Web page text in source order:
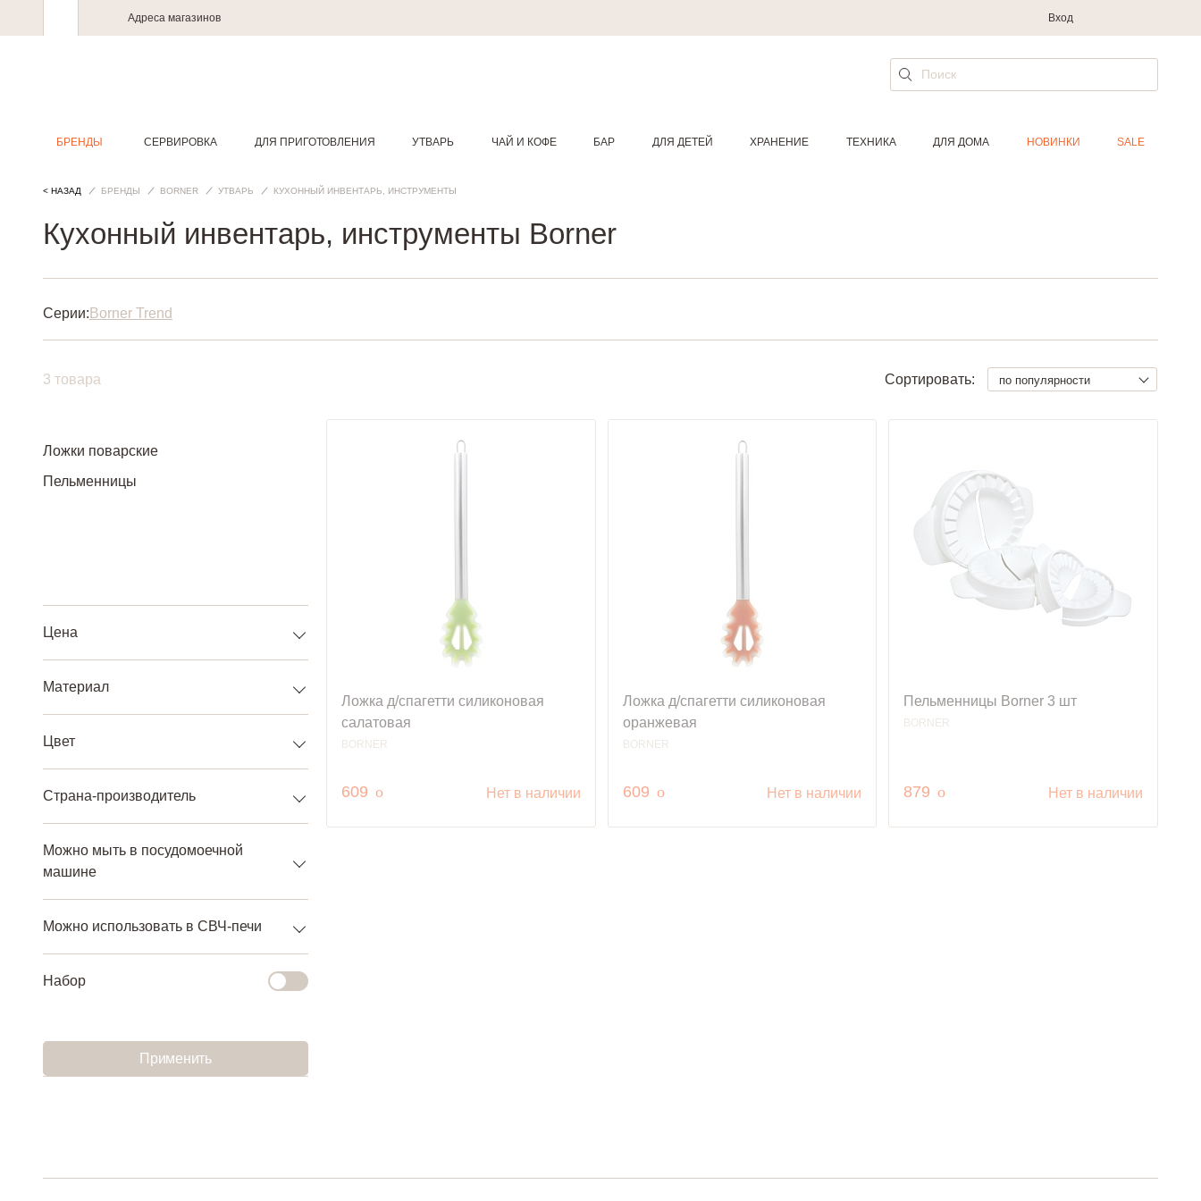
Адреса магазинов Вход
БРЕНДЫ СЕРВИРОВКА ДЛЯ ПРИГОТОВЛЕНИЯ УТВАРЬ ЧАЙ И КОФЕ БАР ДЛЯ ДЕТЕЙ ХРАНЕНИЕ ТЕХНИКА ДЛЯ ДОМА НОВИНКИ SALE
< НАЗАД БРЕНДЫ BORNER УТВАРЬ КУХОННЫЙ ИНВЕНТАРЬ, ИНСТРУМЕНТЫ
Кухонный инвентарь, инструменты Borner
Серии: Borner Trend
3 товара Сортировать: по популярности
Ложки поварские
Пельменницы
Цена
Материал
Цвет
Страна-производитель
Можно мыть в посудомоечной
машине
Можно использовать в СВЧ-печи
Набор
Применить
Ложка д/спагетти силиконовая
салатовая
BORNER
609 руб.
o Нет в наличии
Ложка д/спагетти силиконовая
оранжевая
BORNER
609 руб.
o Нет в наличии
Пельменницы Borner 3 шт
BORNER
879 руб.
o Нет в наличии